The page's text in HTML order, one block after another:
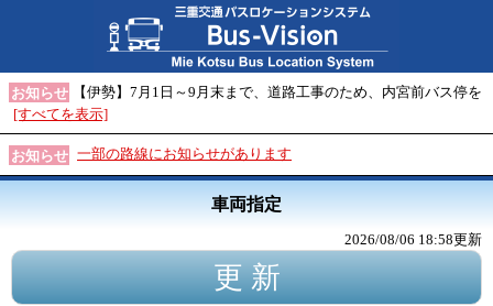
お知らせ
【伊勢】7月1日～9月末まで、道路工事のため、内宮前バス停を
[すべてを表示]
お知らせ 一部の路線にお知らせがあります
車両指定
2026/08/06 18:58更新